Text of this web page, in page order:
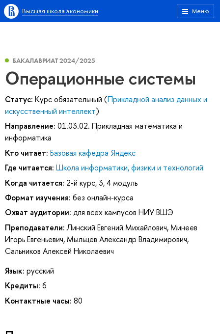
Меню
Высшая школа экономики
БАКАЛАВРИАТ 2024/2025
Операционные системы
Статус: Курс обязательный (Прикладной анализ данных и
искусственный интеллект)
Направление: 01.03.02. Прикладная математика и
информатика
Кто читает: Базовая кафедра Яндекс
Где читается: Школа информатики, физики и технологий
Когда читается: 2-й курс, 3, 4 модуль
Формат изучения: без онлайн-курса
Охват аудитории: для всех кампусов НИУ ВШЭ
Преподаватели: Линский Евгений Михайлович, Минеев
Игорь Евгеньевич, Мыльцев Александр Владимирович,
Сальников Алексей Николаевич
Язык: русский
Кредиты: 6
Контактные часы: 80